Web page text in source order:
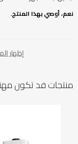
نعم، أوصي بهذا المنتج.
إظهار
منتجات قد تكون